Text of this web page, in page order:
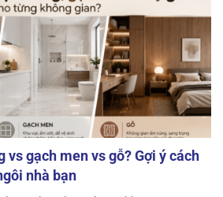
vs gạch men vs gỗ? Gợi ý cách
nhà bạn